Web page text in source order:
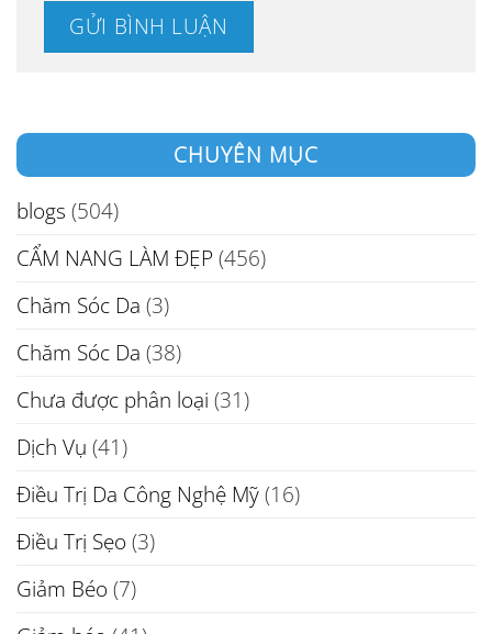
CHUYÊN MỤC
blogs (504)
CẨM NANG LÀM ĐẸP (456)
Chăm Sóc Da (3)
Chăm Sóc Da (38)
Chưa được phân loại (31)
Dịch Vụ (41)
Điều Trị Da Công Nghệ Mỹ(16)
Điều Trị Sẹo (3)
Giảm Béo (7)